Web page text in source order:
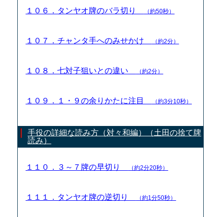
１０６．タンヤオ牌のバラ切り （約50秒）
１０７．チャンタ手へのみせかけ （約2分）
１０８．七対子狙いとの違い （約2分）
１０９．１・９の余りかたに注目 （約3分10秒）
手役の詳細な読み方（対々和編）（土田の捨て牌
読み）
１１０．３～７牌の早切り （約2分20秒）
１１１．タンヤオ牌の逆切り （約1分50秒）